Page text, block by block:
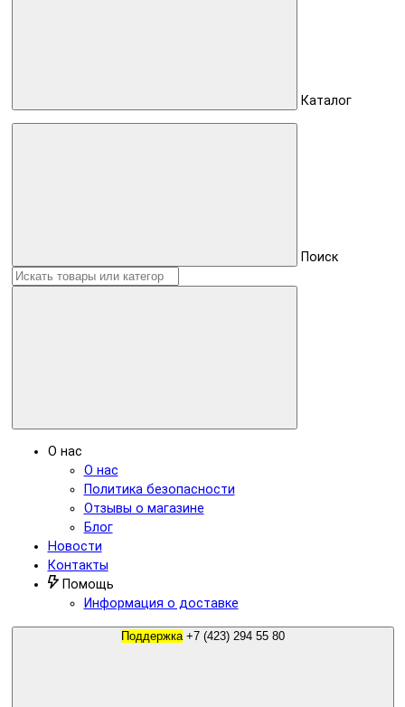
Каталог
Поиск
О нас
О нас
Политика безопасности
Отзывы о магазине
Блог
Новости
Контакты
Помощь
Информация о доставке
Поддержка +7 (423) 294 55 80